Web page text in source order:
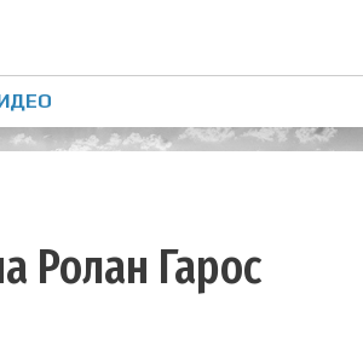
Ролан Гарос